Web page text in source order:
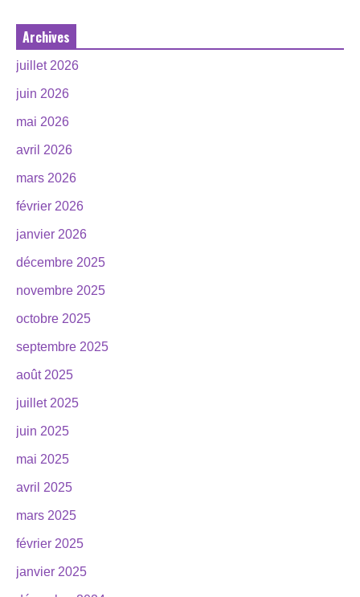
Archives
juillet 2026
juin 2026
mai 2026
avril 2026
mars 2026
février 2026
janvier 2026
décembre 2025
novembre 2025
octobre 2025
septembre 2025
août 2025
juillet 2025
juin 2025
mai 2025
avril 2025
mars 2025
février 2025
janvier 2025